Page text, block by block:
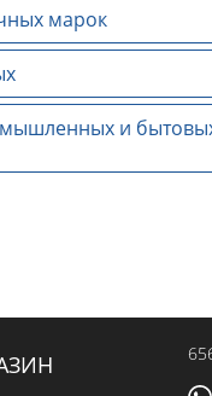
марок
и